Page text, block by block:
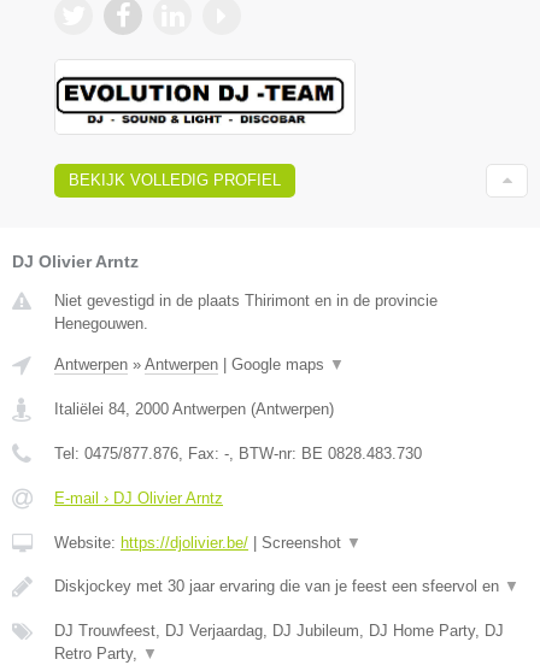
BEKIJK VOLLEDIG PROFIEL
DJ Olivier Arntz
Niet gevestigd in de plaats Thirimont en in de provincie
Henegouwen.
Antwerpen » Antwerpen Google maps ▼
Italiëlei 84, 2000 Antwerpen (Antwerpen)
Tel: 0475/877.876, Fax: -, BTW-nr: BE 0828.483.730
E-mail › DJ Olivier Arntz
Website: https://djolivier.be/ Screenshot ▼
Diskjockey met 30 jaar ervaring die van je feest een sfeervol en ▼
DJ Trouwfeest, DJ Verjaardag, DJ Jubileum, DJ Home Party, DJ
Retro Party, ▼